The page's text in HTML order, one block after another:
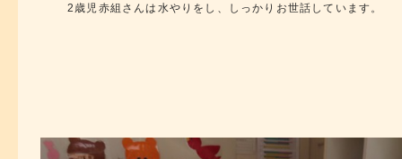
2歳児赤組さんは水やりをし、しっかりお世話しています。